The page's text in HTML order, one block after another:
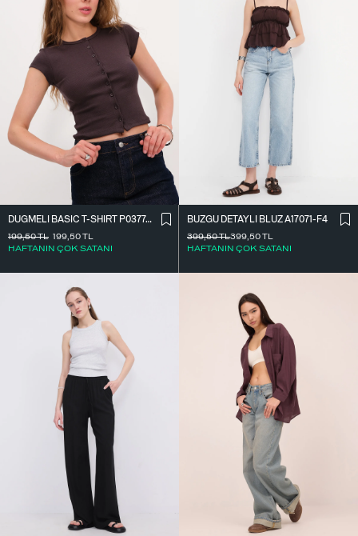
DÜĞMELI BASIC T-SHIRT P0377-K12
199,50TL
HAFTANIN ÇOK SATANI
199,50TL
BÜZGÜ DETAYLI BLUZ A17071-F4
399,50TL
HAFTANIN ÇOK SATANI
399,50TL